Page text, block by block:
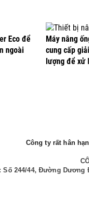
Eco để
ngoài
Máy nâng
cung cấp
lượng để xử
Công ty rất hân
Số 244/44, Đường Dương